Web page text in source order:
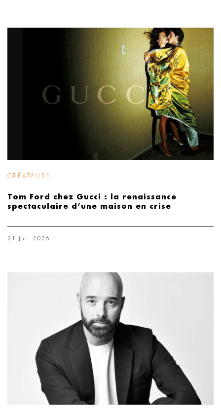
CRÉATEURS
Tom Ford chez Gucci : la renaissance
spectaculaire d’une maison en crise
21 Jui. 2026